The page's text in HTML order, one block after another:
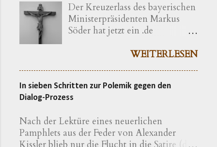
Der Kreuzerlass des bayerischen
Ministerpräsidenten Markus
Söder hat jetzt ein .de
Der Vorgang gibt sich im
erkennen. Die »Ökumenische
Erklärung katholischer und
Hochschullehrer der Theologie
zum bayerischen Kreuzerlass am
WEITERLESEN
In sieben Schritten zur Polemik gegen den
Dialog-Prozess
Nach der Lektüre eines neuerlichen
Pamphlets aus der Feder von Alexander
Kissler blieb nur die Flucht in die Satire (die